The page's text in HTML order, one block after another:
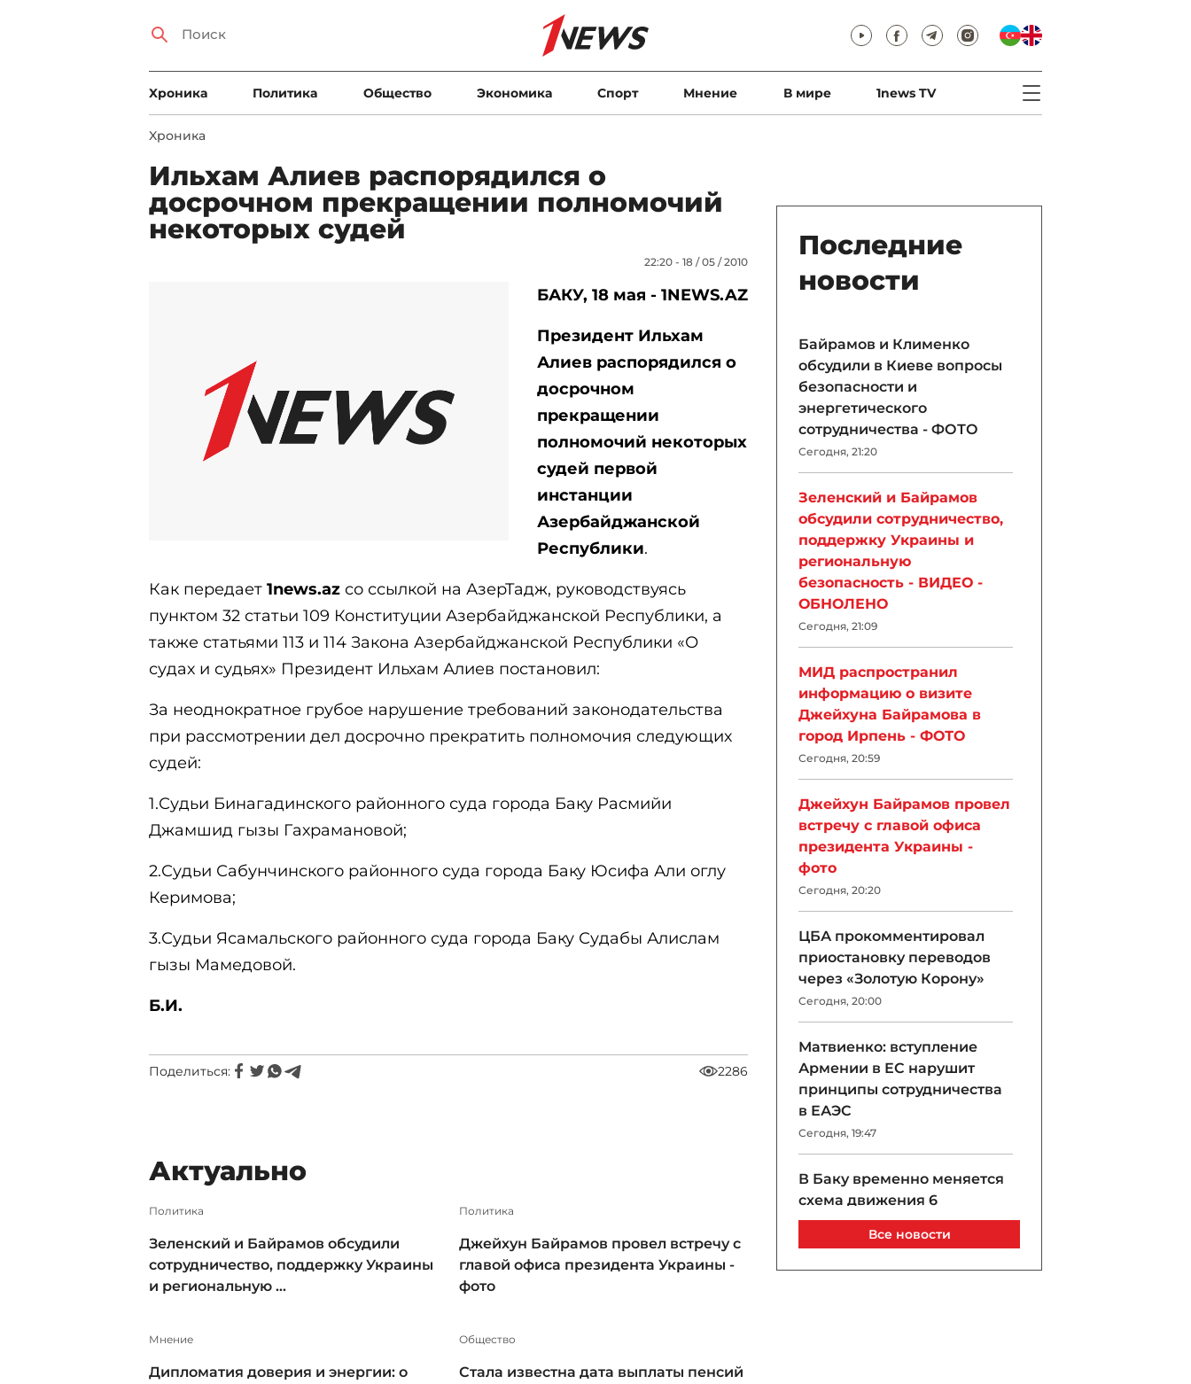
Xроника Политика Общество Экономика Спорт Мнение В мире 1news TV
Xроника
Ильхам Алиев распорядился о
досрочном прекращении полномочий
некоторых судей
22:20 - 18 / 05 / 2010
БАКУ, 18 мая - 1NEWS.AZ
Президент Ильхам
Алиев распорядился о
досрочном
прекращении
полномочий некоторых
судей первой
инстанции
Азербайджанской
Республики.
Как передает 1news.az со ссылкой на АзерТадж, руководствуясь
пунктом 32 статьи 109 Конституции Азербайджанской Республики, а
также статьями 113 и 114 Закона Азербайджанской Республики «О
судах и судьях» Президент Ильхам Алиев постановил:
За неоднократное грубое нарушение требований законодательства
при рассмотрении дел досрочно прекратить полномочия следующих
судей:
1.Судьи Бинагадинского районного суда города Баку Расмийи
Джамшид гызы Гахрамановой;
2.Судьи Сабунчинского районного суда города Баку Юсифа Али оглу
Керимова;
3.Судьи Ясамальского районного суда города Баку Судабы Алислам
гызы Мамедовой.
Б.И.
Поделиться: 2286
Актуально
Политика
Зеленский и Байрамов обсудили
сотрудничество, поддержку Украины
и региональную ...
Политика
Джейхун Байрамов провел встречу с
главой офиса президента Украины -
фото
Мнение
Дипломатия доверия и энергии: о
Общество
Стала известна дата выплаты пенсий
Последние
новости
Байрамов и Клименко
обсудили в Киеве вопросы
безопасности и
энергетического
сотрудничества - ФОТО
Сегодня, 21:20
Зеленский и Байрамов
обсудили сотрудничество,
поддержку Украины и
региональную
безопасность - ВИДЕО -
ОБНОЛЕНО
Сегодня, 21:09
МИД распространил
информацию о визите
Джейхуна Байрамова в
город Ирпень - ФОТО
Сегодня, 20:59
Джейхун Байрамов провел
встречу с главой офиса
президента Украины -
фото
Сегодня, 20:20
ЦБА прокомментировал
приостановку переводов
через «Золотую Корону»
Сегодня, 20:00
Матвиенко: вступление
Армении в ЕС нарушит
принципы сотрудничества
в ЕАЭС
Сегодня, 19:47
В Баку временно меняется
схема движения 6
автобусных маршрутов
Все новости